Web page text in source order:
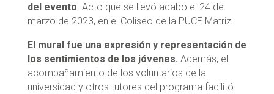
del evento . Acto que se llevó acabo el 24 de
marzo de 2023, en el Coliseo de la PUCE Matriz.
El mural fue una expresión y representación de
los sentimientos de los jóvenes. Además, el
acompañamiento de los voluntarios de la
universidad y otros tutores del programa facilitó